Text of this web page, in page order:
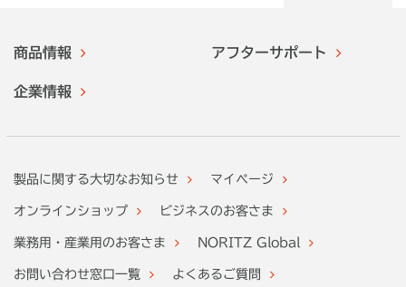
商品情報 アフターサポート
企業情報
製品に関する大切なお知らせ マイページ
オンラインショップ ビジネスのお客さま
業務用・産業用のお客さま NORITZ Global
お問い合わせ窓口一覧 よくあるご質問